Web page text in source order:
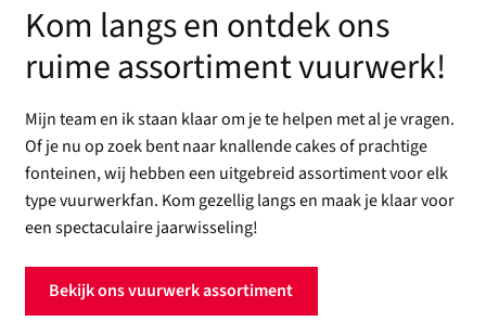
Kom langs en ontdek ons
ruime assortiment vuurwerk!
Mijn team en ik staan klaar om je te helpen met al je vragen.
Of je nu op zoek bent naar knallende cakes of prachtige
fonteinen, wij hebben een uitgebreid assortiment voor elk
type vuurwerkfan. Kom gezellig langs en maak je klaar voor
een spectaculaire jaarwisseling!
Bekijk ons vuurwerk assortiment